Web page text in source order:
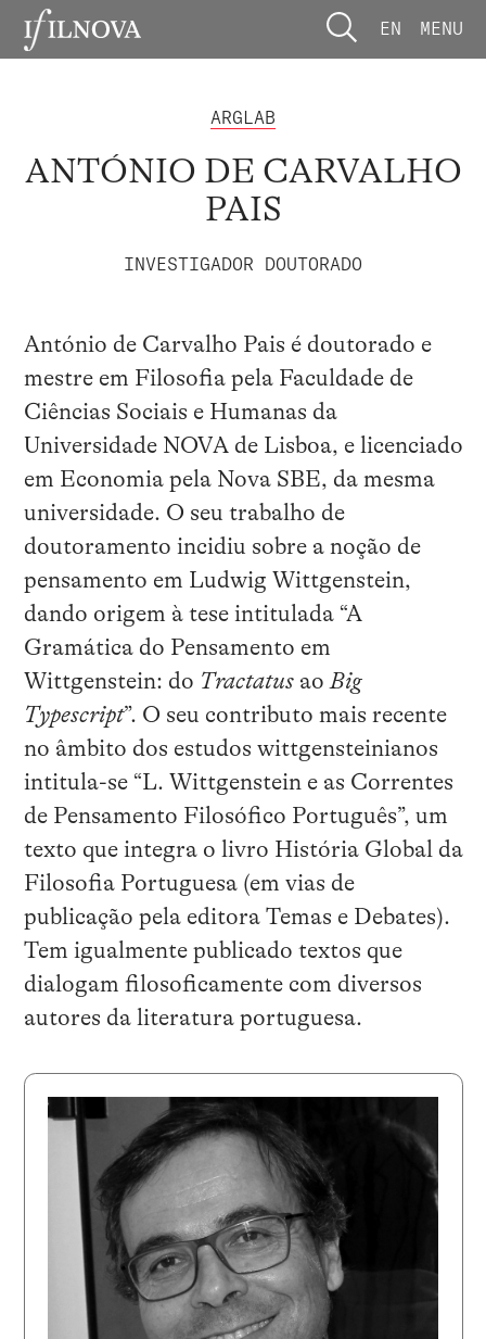
EN MENU
ARGLAB
ANTÓNIO DE CARVALHO
PAIS
INVESTIGADOR DOUTORADO
António de Carvalho Pais é doutorado e
mestre em Filosofia pela Faculdade de
Ciências Sociais e Humanas da
Universidade NOVA de Lisboa, e licenciado
em Economia pela Nova SBE, da mesma
universidade. O seu trabalho de
doutoramento incidiu sobre a noção de
pensamento em Ludwig Wittgenstein,
dando origem à tese intitulada “A
Gramática do Pensamento em
Wittgenstein: do TractatusaoBig
Typescript”. O seu contributo mais recente
no âmbito dos estudos wittgensteinianos
intitula-se “L. Wittgenstein e as Correntes
de Pensamento Filosófico Português”, um
texto que integra o livro História Global da
Filosofia Portuguesa (em vias de
publicação pela editora Temas e Debates).
Tem igualmente publicado textos que
dialogam filosoficamente com diversos
autores da literatura portuguesa.